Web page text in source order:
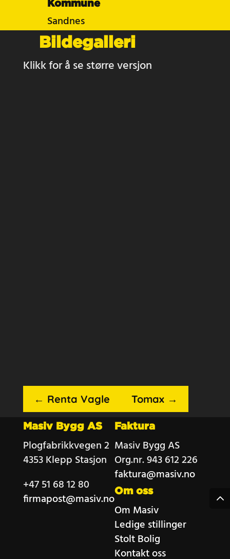
Kommune
Sandnes
Bildegalleri
Klikk for å se større versjon
← Renta Vagle Tomax→
Masiv Bygg AS
Plogfabrikkvegen 2
4353 Klepp Stasjon
+47 51 68 12 80
firmapost@masiv.no
Faktura
Masiv Bygg AS
Org.nr. 943 612 226
faktura@masiv.no
Om oss
Om Masiv
Ledige stillinger
Stolt Bolig
Kontakt oss